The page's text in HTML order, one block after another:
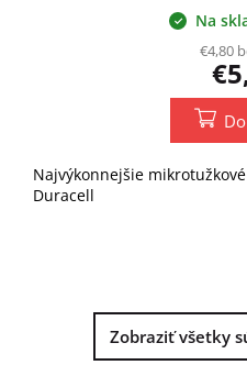
Na
€4,80
Najvýkonnejšie
Duracell
Zobraziť všetky